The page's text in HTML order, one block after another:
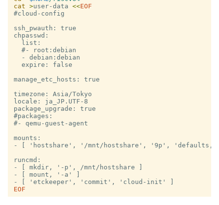
cat >user-data <<EOF
#cloud-config
ssh_pwauth: true
chpasswd:
  list:
  #- root:debian
  - debian:debian
  expire: false
manage_etc_hosts: true
timezone: Asia/Tokyo
locale: ja_JP.UTF-8
package_upgrade: true
#packages:
#- qemu-guest-agent
mounts:
- [ 'hostshare', '/mnt/hostshare', '9p',
runcmd:
- [ mkdir, '-p', /mnt/hostshare ]
- [ mount, '-a' ]